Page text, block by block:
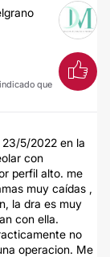
que
23/5/2022 en la
con
perfil alto. me
muy caídas ,
la dra es muy
con ella.
no
operacion. Me